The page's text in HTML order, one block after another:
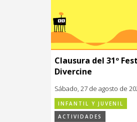
Clausura del 31º
Divercine
Sábado, 27 de agosto de
INFANTIL Y JUVENIL
ACTIVIDADES